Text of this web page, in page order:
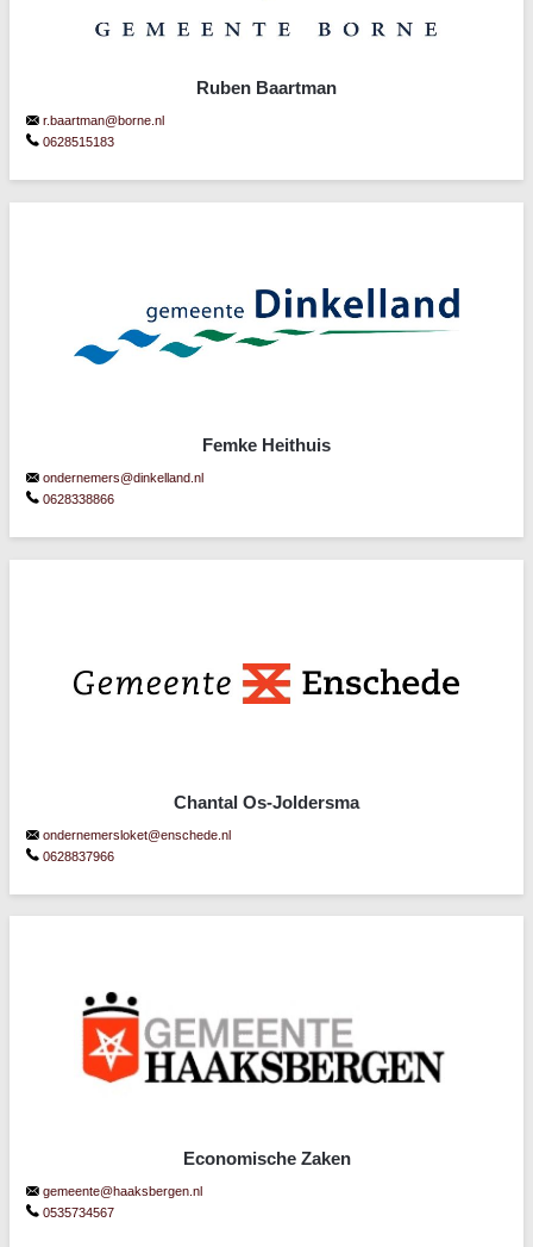
Ruben Baartman
r.baartman@borne.nl
0628515183
Femke Heithuis
ondernemers@dinkelland.nl
0628338866
Chantal Os-Joldersma
ondernemersloket@enschede.nl
0628837966
Economische Zaken
gemeente@haaksbergen.nl
0535734567